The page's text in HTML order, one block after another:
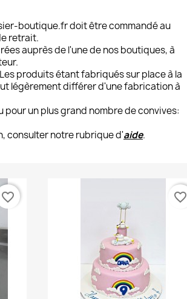
boutique.fr doit être commandé au
retrait.
auprès de l'une de nos boutiques, à
produits étant fabriqués sur place à la
légèrement différer d'une fabrication à
pour un plus grand nombre de convives:
consulter notre rubrique d'aide.
favorite_border favorite_border